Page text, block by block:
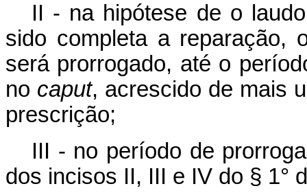
II - na hipótese de o
sido completa a reparação,
será prorrogado, até o
no caput, acrescido de mais
prescrição;
III - no período de
dos incisos II, III e IV do § 1°